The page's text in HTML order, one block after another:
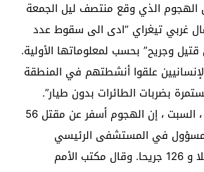
الهجوم الذي وقع منتصف ليل الجمعة
غربي تيغراي “ادى الى سقوط عدد
قتيل وجريح” بحسب لمعلوماتها الأولية.
علقوا أنشطتهم في المنطقة
بضربات الطائرات بدون طيار”.
وقال متمردو تيغراي ، السبت ، إن الهجوم أسفر عن مقتل 56
في المستشفى الرئيسي
بالمنطقة عن 55 قتيلا و 126 جريحا. وقال مكتب الأمم